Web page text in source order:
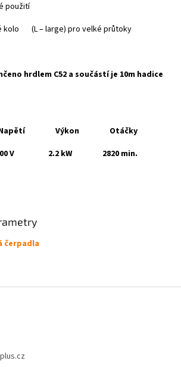
použití
kolo (L – large) pro velké průtoky
hrdlem C52 a součástí je 10m hadice
Výkon Otáčky
V 2.2 kW 2820 min.
čerpadla